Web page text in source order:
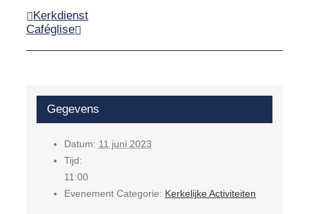
Kerkdienst
Caféglise
Gegevens
Datum: 11 juni 2023
Tijd:
11:00
Evenement Categorie: Kerkelijke Activiteiten